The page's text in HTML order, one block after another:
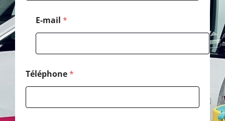
E-mail *
Téléphone*
a